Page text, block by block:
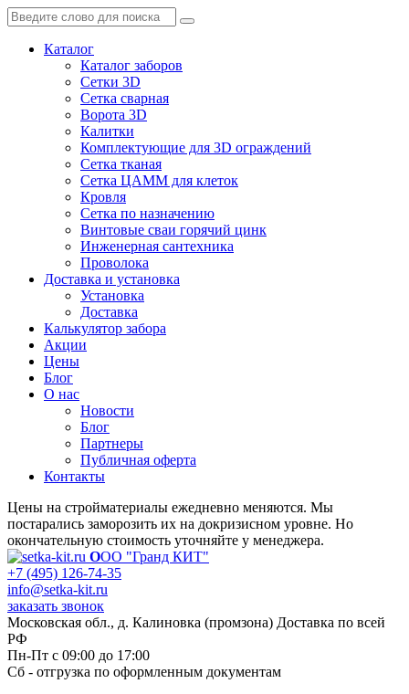
Каталог
Каталог заборов
Сетки 3D
Сетка сварная
Ворота 3D
Калитки
Комплектующие для 3D ограждений
Сетка тканая
Сетка ЦАММ для клеток
Кровля
Сетка по назначению
Винтовые сваи горячий цинк
Инженерная сантехника
Проволока
Доставка и установка
Установка
Доставка
Калькулятор забора
Акции
Цены
Блог
О нас
Новости
Блог
Партнеры
Публичная оферта
Контакты
Цены на стройматериалы ежедневно меняются. Мы
постарались заморозить их на докризисном уровне. Но
окончательную стоимость уточняйте у менеджера.
ООО "Гранд КИТ"
+7 (495) 126-74-35
info@setka-kit.ru
заказать звонок
Московская обл., д. Калиновка (промзона) Доставка по всей
РФ
Пн-Пт с 09:00 до 17:00
Сб - отгрузка по оформленным документам